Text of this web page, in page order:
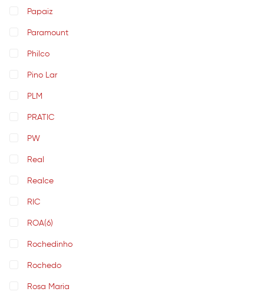
Papaiz
Paramount
Philco
Pino Lar
PLM
PRATIC
PW
Real
Realce
RIC
ROA(6)
Rochedinho
Rochedo
Rosa Maria